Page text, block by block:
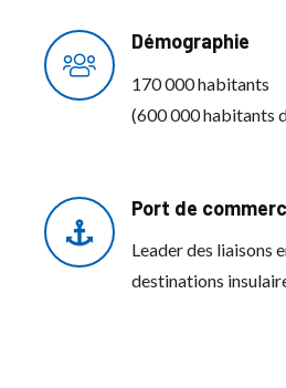
Démographie
170 000 habitants
(600 000 habitants
Port de
Leader des liaisons
destinations